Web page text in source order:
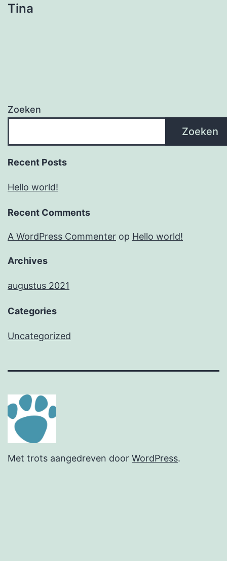
Tina
Zoeken
Zoeken
Recent Posts
Hello world!
Recent Comments
A WordPress Commenter op Hello world!
Archives
augustus 2021
Categories
Uncategorized
Met trots aangedreven door WordPress.